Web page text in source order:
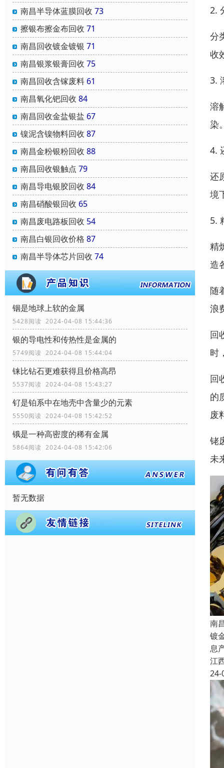
南昌半导体蓝膜回收 73
擦银布擦金布回收 71
南昌回收镀金镀银 71
南昌银浆银膏回收 75
南昌回收含镓废料 61
南昌氧化钯回收 84
南昌回收金盐银盐 67
镍泥含镍物料回收 87
南昌金粉银粉回收 88
南昌回收银触点 79
南昌导电银胶回收 84
南昌硝酸银回收 65
南昌废电路板回收 54
南昌白银回收价格 87
南昌半导体芯片回收 74
铟是地球上软的金属
5428阅读 2024-04-08 15:44:36
银的导电性和传热性是金属的
5749阅读 2024-04-08 15:44:04
铼比钻石更难获得且价格高昂
5537阅读 2024-04-08 15:43:27
钌是铂系中在地壳中含量少的元素
5550阅读 2024-04-08 15:42:52
锇是一种高密度的稀有金属
5864阅读 2024-04-08 15:42:06
暂无数据
2.
分
收
3.
溶
染
4.
还
境
5.
精
造
随
浪
回
时
回
的
废
铑
未
南
镀
息
江
24-